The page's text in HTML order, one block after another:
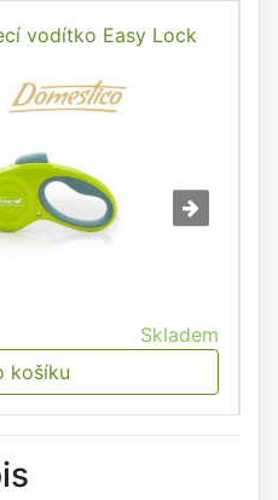
vodítko Easy Lock
Skladem